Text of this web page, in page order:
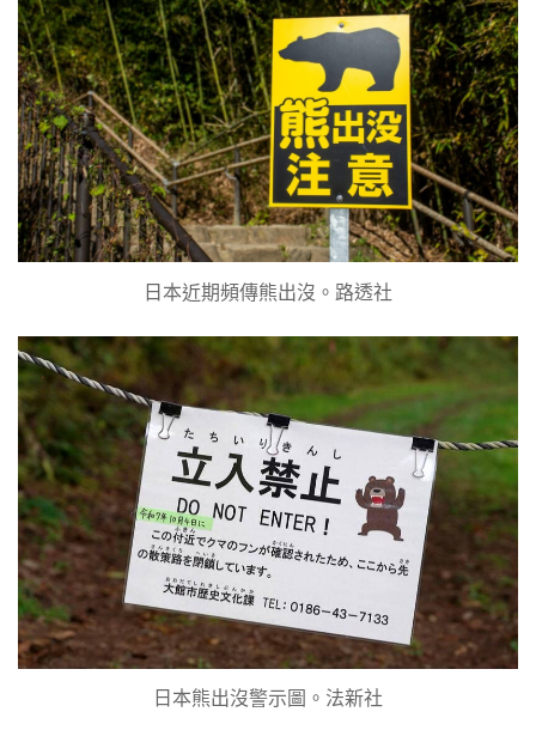
日本近期頻傳熊出沒。路透社
日本熊出沒警示圖。法新社